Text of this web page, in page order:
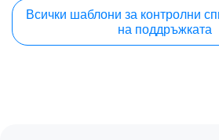
Всички шаблони за контролни
на поддръжката